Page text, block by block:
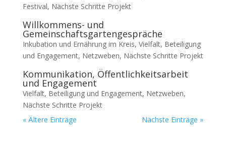
Festival, Nächste Schritte Projekt
Willkommens- und
Gemeinschaftsgartengespräche
Inkubation und Ernährung im Kreis, Vielfalt, Beteiligung
und Engagement, Netzweben, Nächste Schritte Projekt
Kommunikation, Öffentlichkeitsarbeit
und Engagement
Vielfalt, Beteiligung und Engagement, Netzweben,
Nächste Schritte Projekt
« Ältere Einträge
Nächste Einträge »